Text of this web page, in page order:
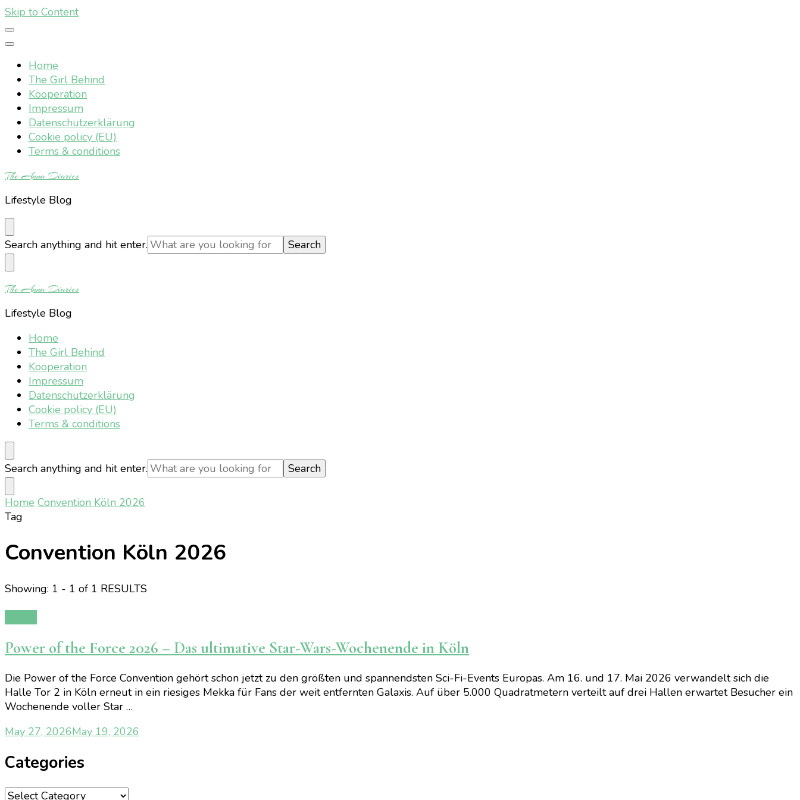
Skip to Content
Home
The Girl Behind
Kooperation
Impressum
Datenschutzerklärung
Cookie policy (EU)
Terms & conditions
The Anna Diaries
Lifestyle Blog
Looking
for
Something?
Search anything and hit enter.
The Anna Diaries
Lifestyle Blog
Home
The Girl Behind
Kooperation
Impressum
Datenschutzerklärung
Cookie policy (EU)
Terms & conditions
Looking
for
Something?
Search anything and hit enter.
Home Convention Köln 2026
Tag
Convention Köln 2026
Showing: 1 - 1 of 1 RESULTS
Power of the Force 2026 – Das ultimative Star-Wars-Wochenende in Köln
Die Power of the Force Convention gehört schon jetzt zu den größten und spannendsten Sci-Fi-Events Europas. Am 16. und 17. Mai 2026 verwandelt sich die
Halle Tor 2 in Köln erneut in ein riesiges Mekka für Fans der weit entfernten Galaxis. Auf über 5.000 Quadratmetern verteilt auf drei Hallen erwartet Besucher ein
Wochenende voller Star …
May 27, 2026May 19, 2026
Categories
Categories